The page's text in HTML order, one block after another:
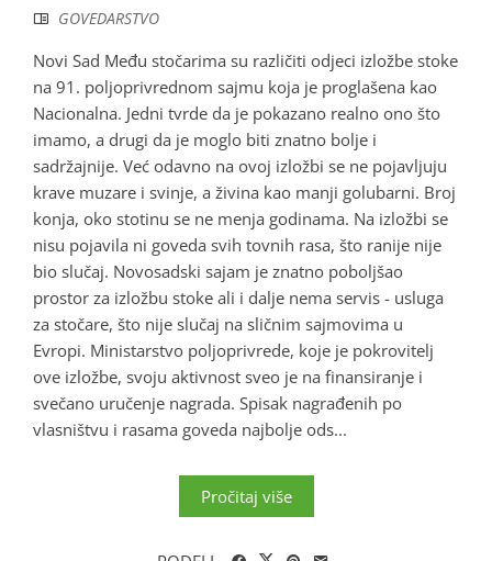
GOVEDARSTVO
Novi Sad Među stočarima su različiti odjeci izložbe stoke
na 91. poljoprivrednom sajmu koja je proglašena kao
Nacionalna. Jedni tvrde da je pokazano realno ono što
imamo, a drugi da je moglo biti znatno bolje i
sadržajnije. Već odavno na ovoj izložbi se ne pojavljuju
krave muzare i svinje, a živina kao manji golubarni. Broj
konja, oko stotinu se ne menja godinama. Na izložbi se
nisu pojavila ni goveda svih tovnih rasa, što ranije nije
bio slučaj. Novosadski sajam je znatno poboljšao
prostor za izložbu stoke ali i dalje nema servis - usluga
za stočare, što nije slučaj na sličnim sajmovima u
Evropi. Ministarstvo poljoprivrede, koje je pokrovitelj
ove izložbe, svoju aktivnost sveo je na finansiranje i
svečano uručenje nagrada. Spisak nagrađenih po
vlasništvu i rasama goveda najbolje ods...
Pročitaj više